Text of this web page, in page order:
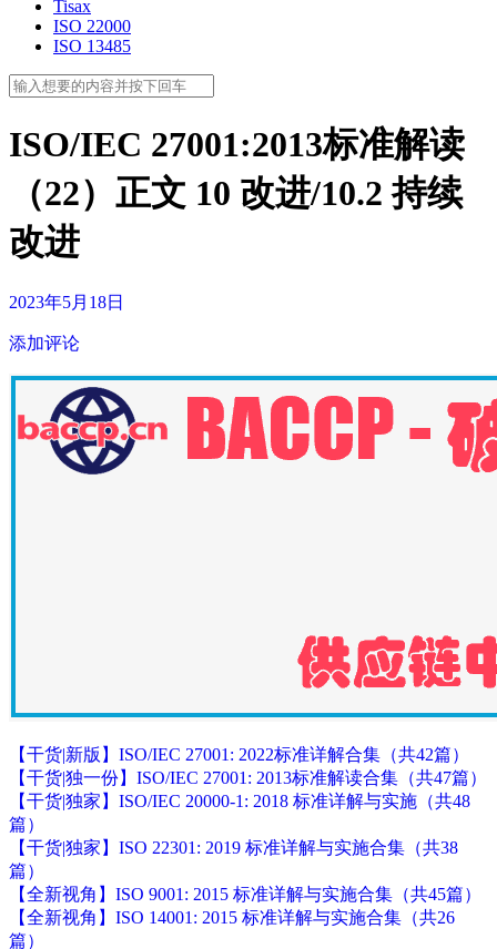
Tisax
ISO 22000
ISO 13485
ISO/IEC 27001:2013标准解读
（22）正文 10 改进/10.2 持续
改进
2023年5月18日
添加评论
【干货|新版】ISO/IEC 27001: 2022标准详解合集（共42篇）
【干货|独一份】ISO/IEC 27001: 2013标准解读合集（共47篇）
【干货|独家】ISO/IEC 20000-1: 2018 标准详解与实施（共48
篇）
【干货|独家】ISO 22301: 2019 标准详解与实施合集（共38
篇）
【全新视角】ISO 9001: 2015 标准详解与实施合集（共45篇）
【全新视角】ISO 14001: 2015 标准详解与实施合集（共26
篇）